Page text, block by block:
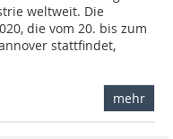
weltweit. Die
die vom 20. bis zum
stattfindet,
mehr